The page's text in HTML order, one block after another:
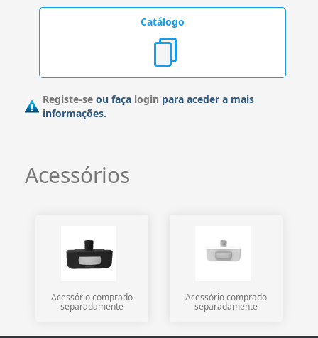
Catálogo
Registe-se ou faça login para aceder a mais
informações.
Acessórios
Acessório comprado
separadamente
Acessório comprado
separadamente